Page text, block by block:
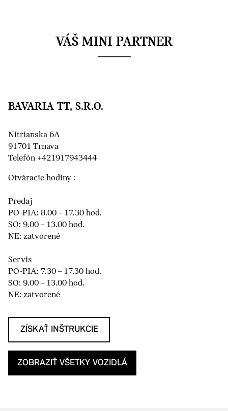
VÁŠ MINI PARTNER
BAVARIA TT, S.R.O.
Nitrianska 6A
91701 Trnava
Telefón +421917943444
Otváracie hodiny :
Predaj
PO-PIA: 8.00 – 17.30 hod.
SO: 9.00 – 13.00 hod.
NE: zatvorené
Servis
PO-PIA: 7.30 – 17.30 hod.
SO: 9.00 – 13.00 hod.
NE: zatvorené
ZÍSKAŤ INŠTRUKCIE
ZOBRAZIŤ VŠETKY VOZIDLÁ